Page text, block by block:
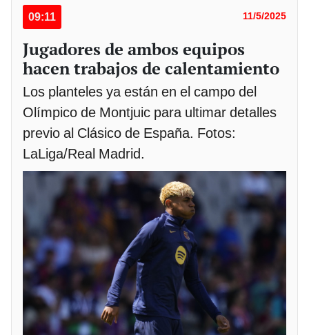
09:11 11/5/2025
Jugadores de ambos equipos
hacen trabajos de calentamiento
Los planteles ya están en el campo del
Olímpico de Montjuic para ultimar detalles
previo al Clásico de España. Fotos:
LaLiga/Real Madrid.